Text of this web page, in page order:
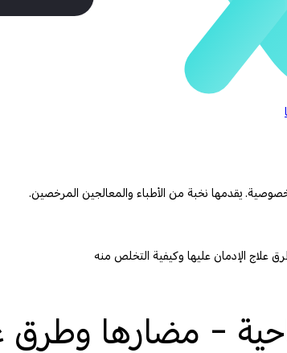
علاج الإدمان عليها وكيفية التخلص منه
- مضارها وطرق